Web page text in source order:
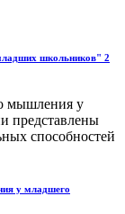
школьников" 2
мышления у
представлены
способностей
у младшего